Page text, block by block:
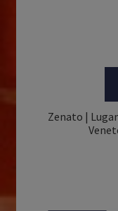
Zenato |